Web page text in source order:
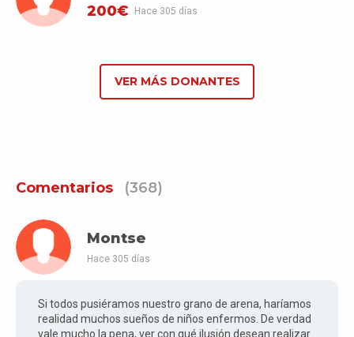
200€
Hace 305 días
VER MÁS DONANTES
Comentarios (368)
Montse
Hace 305 días
Si todos pusiéramos nuestro grano de arena, haríamos
realidad muchos sueños de niños enfermos. De verdad
vale mucho la pena, ver con qué ilusión desean realizar